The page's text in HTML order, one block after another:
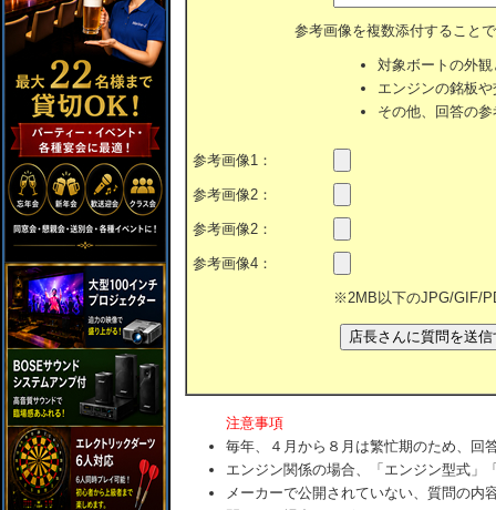
参考画像を複数添付すること
対象ボートの外
エンジンの銘板
その他、回答の
参考画像1：
参考画像2：
参考画像2：
参考画像4：
※2MB以下のJPG/GIF/
注意事項
毎年、４月から８月は繁忙期のため、回
エンジン関係の場合、「エンジン型式」
メーカーで公開されていない、質問の内